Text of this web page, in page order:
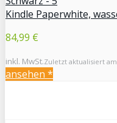
Kindle Paperwhite,
84,99 €
inkl. MwSt.Zuletzt aktualisiert
ansehen *